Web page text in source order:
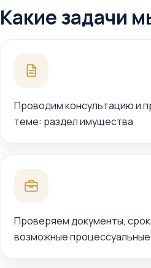
Какие задачи
Проводим консультацию и
теме: раздел имущества
Проверяем документы,
возможные процессуальные